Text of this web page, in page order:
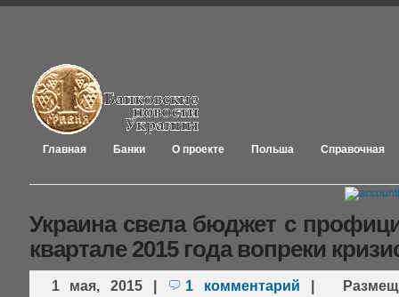
Главная Банки О проекте Польша Справочная
Украина свела бюджет с
квартале 2015 года вопреки
1 мая, 2015 1 комментарий